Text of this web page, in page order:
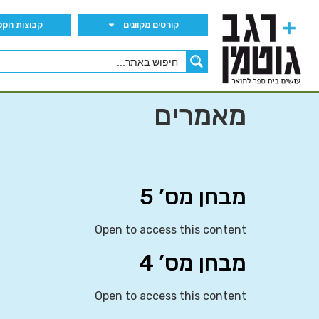
קורסים מקוונים קבוצות הWhatsApp
מאמרים
מבחן מס’ 5
Open to access this content
מבחן מס’ 4
Open to access this content